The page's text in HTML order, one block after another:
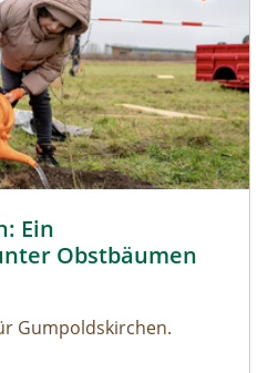
Ein
Obstbäumen
Gumpoldskirchen.